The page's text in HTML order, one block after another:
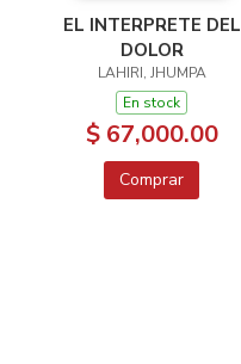
EL INTERPRETE DEL
DOLOR
LAHIRI, JHUMPA
En stock
$ 67,000.00
Comprar